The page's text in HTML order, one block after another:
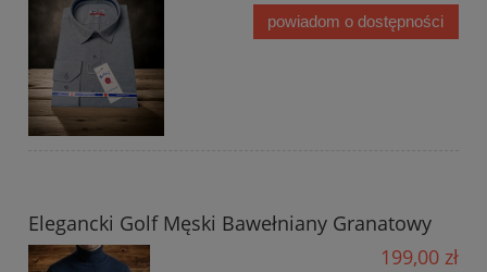
powiadom o dostępności
Elegancki Golf Męski Bawełniany Granatowy
199,00 zł